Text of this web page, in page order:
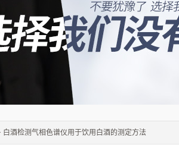
白酒检测气相色谱仪用于饮用白酒的测定方法